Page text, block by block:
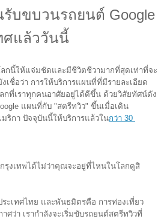
รับขบวนรถยนต์ Google
ศแล้ววันนี้
กนี้ให้แจ่มชัดและมีชีวิตชีวามากที่สุดเท่าที่จะ
เชื่อว่า การให้บริการแผนที่ที่มีรายละเอียด
กที่เราทุกคนอาศัยอยู่ได้ดีขึ้น ด้วยวิสัยทัศน์ดัง
แผนที่กับ "สตรีทวิว" ขึ้นเมื่อเดิน
ริกา ปัจจุบันนี้ให้บริการแล้วในกว่า 30
รุงเทพได้ไม่ว่าคุณจะอยู่ที่ไหนในโลกดูสิ
ระเทศไทย และพันธมิตรคือ การท่องเที่ยว
ศว่า เรากำลังจะเริ่มขับรถยนต์สตรีทวิวที่